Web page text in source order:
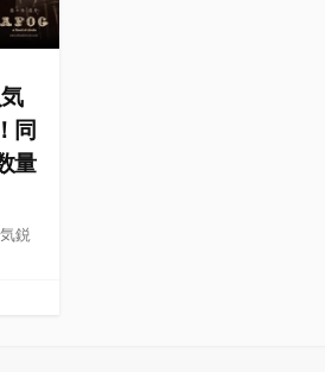
同
量
鋭